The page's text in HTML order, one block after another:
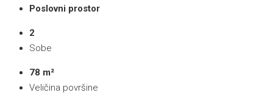
Poslovni prostor
2
Sobe
78 m²
Veličina površine